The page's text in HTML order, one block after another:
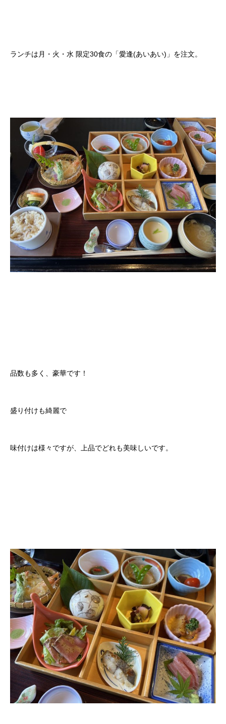
ランチは月・火・水 限定30食の「愛逢(あいあい)」を注文。
品数も多く、豪華です！
盛り付けも綺麗で
味付けは様々ですが、上品でどれも美味しいです。